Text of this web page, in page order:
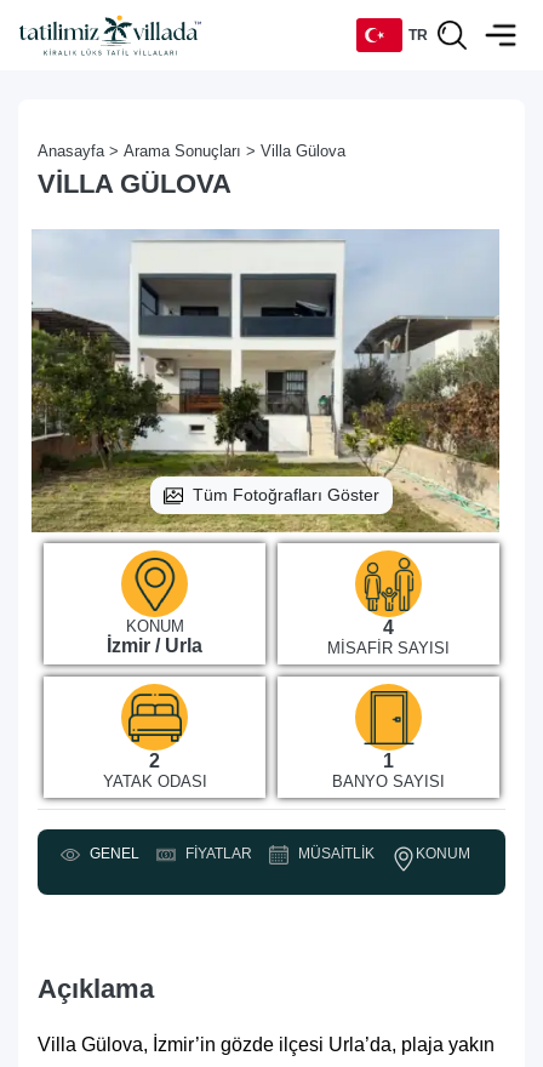
TR
Anasayfa > Arama Sonuçları > Villa Gülova
VILLA GÜLOVA
Tüm Fotoğrafları Göster
KONUM
İzmir / Urla
4
MISAFIR SAYISI
2
YATAK ODASI
1
BANYO SAYISI
GENEL FIYATLAR MÜSAITLIK KONUM
Açıklama
Villa Gülova, İzmir’in gözde ilçesi Urla’da, plaja yakın